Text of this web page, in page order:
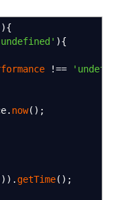
){
){
!==
now( ) ;
) ) . getTime( ) ;